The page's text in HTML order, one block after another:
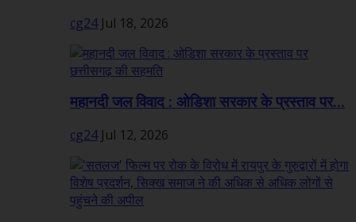
cg24 Jul 18, 2026
महानदी जल विवाद : ओडिशा सरकार के प्रस्ताव पर...
cg24 Jul 12, 2026